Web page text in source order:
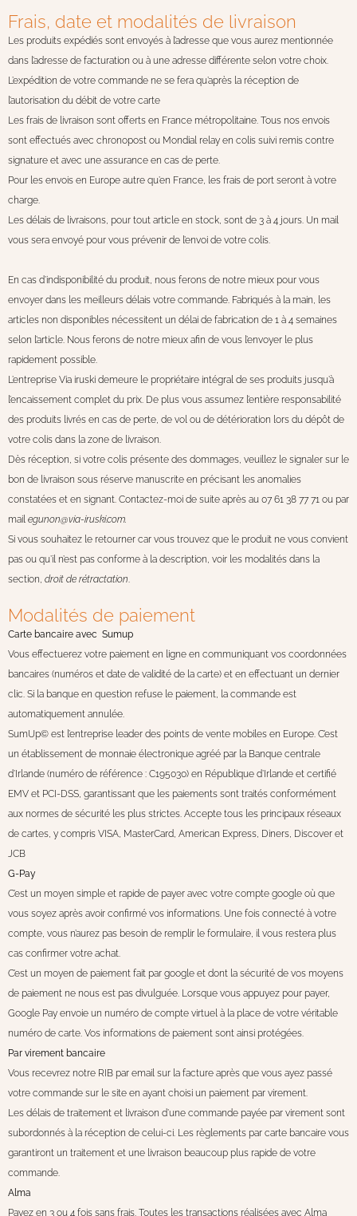
Frais, date et modalités de livraison
Les produits expédiés sont envoyés à l’adresse que vous aurez mentionnée
dans l’adresse de facturation ou à une adresse différente selon votre choix.
L’expédition de votre commande ne se fera qu’après la réception de
l’autorisation du débit de votre carte
Les frais de livraison sont offerts en France métropolitaine. Tous nos envois
sont effectués avec chronopost ou Mondial relay en colis suivi remis contre
signature et avec une assurance en cas de perte.
Pour les envois en Europe autre qu’en France, les frais de port seront à votre
charge.
Les délais de livraisons, pour tout article en stock, sont de 3 à 4 jours. Un mail
vous sera envoyé pour vous prévenir de l’envoi de votre colis.
En cas d’indisponibilité du produit, nous ferons de notre mieux pour vous
envoyer dans les meilleurs délais votre commande. Fabriqués à la main, les
articles non disponibles nécessitent un délai de fabrication de 1 à 4 semaines
selon l’article. Nous ferons de notre mieux afin de vous l’envoyer le plus
rapidement possible.
L’entreprise Via iruski demeure le propriétaire intégral de ses produits jusqu’à
l’encaissement complet du prix. De plus vous assumez l’entière responsabilité
des produits livrés en cas de perte, de vol ou de détérioration lors du dépôt de
votre colis dans la zone de livraison.
Dès réception, si votre colis présente des dommages, veuillez le signaler sur le
bon de livraison sous réserve manuscrite en précisant les anomalies
constatées et en signant. Contactez-moi de suite après au 07 61 38 77 71 ou par
mail egunon@via-iruski.com.
Si vous souhaitez le retourner car vous trouvez que le produit ne vous convient
pas ou qu’il n’est pas conforme à la description, voir les modalités dans la
section, droit de rétractation.
Modalités de paiement
Carte bancaire avec Sumup
Vous effectuerez votre paiement en ligne en communiquant vos coordonnées
bancaires (numéros et date de validité de la carte) et en effectuant un dernier
clic. Si la banque en question refuse le paiement, la commande est
automatiquement annulée.
SumUp© est l’entreprise leader des points de vente mobiles en Europe. C’est
un établissement de monnaie électronique agréé par la Banque centrale
d’Irlande (numéro de référence : C195030) en République d’Irlande et certifié
EMV et PCI-DSS, garantissant que les paiements sont traités conformément
aux normes de sécurité les plus strictes. Accepte tous les principaux réseaux
de cartes, y compris VISA, MasterCard, American Express, Diners, Discover et
JCB
G-Pay
C’est un moyen simple et rapide de payer avec votre compte google où que
vous soyez après avoir confirmé vos informations. Une fois connecté à votre
compte, vous n’aurez pas besoin de remplir le formulaire, il vous restera plus
cas confirmer votre achat.
C’est un moyen de paiement fait par google et dont la sécurité de vos moyens
de paiement ne nous est pas divulguée. Lorsque vous appuyez pour payer,
Google Pay envoie un numéro de compte virtuel à la place de votre véritable
numéro de carte. Vos informations de paiement sont ainsi protégées.
Par virement bancaire
Vous recevrez notre RIB par email sur la facture après que vous ayez passé
votre commande sur le site en ayant choisi un paiement par virement.
Les délais de traitement et livraison d’une commande payée par virement sont
subordonnés à la réception de celui-ci. Les règlements par carte bancaire vous
garantiront un traitement et une livraison beaucoup plus rapide de votre
commande.
Alma
Payez en 3 ou 4 fois sans frais. Toutes les transactions réalisées avec Alma